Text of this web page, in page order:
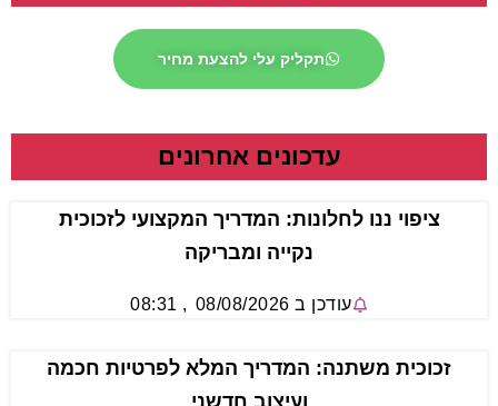
תקליק עלי להצעת מחיר
עדכונים אחרונים
ציפוי ננו לחלונות: המדריך המקצועי לזכוכית
נקייה ומבריקה
עודכן ב 08/08/2026
,
08:31
זכוכית משתנה: המדריך המלא לפרטיות חכמה